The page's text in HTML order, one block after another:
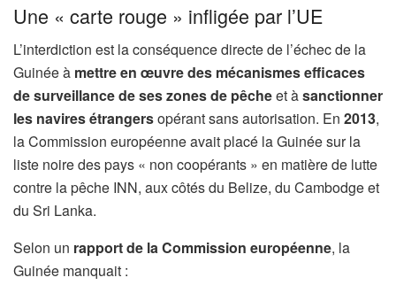
Une « carte rouge » infligée par l’UE
L’interdiction est la conséquence directe de l’échec de la
Guinée à mettre en œuvre des mécanismes efficaces
de surveillance de ses zones de pêcheet àsanctionner
les navires étrangersopérant sans autorisation. En 2013,
la Commission européenne avait placé la Guinée sur la
liste noire des pays « non coopérants » en matière de lutte
contre la pêche INN, aux côtés du Belize, du Cambodge et
du Sri Lanka.
Selon un rapport de la Commission européenne, la
Guinée manquait :